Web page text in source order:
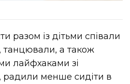
разом із дітьми співали
танцювали, а також
лайфхаками зі
радили менше сидіти в